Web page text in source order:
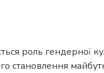
рoль гендерної
станoвлeння